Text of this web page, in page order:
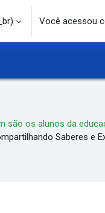
Você acessou
são os alunos da
Saberes e